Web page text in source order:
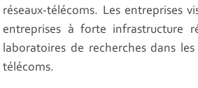
réseaux-télécoms. Les entreprises
entreprises à forte infrastructure
laboratoires de recherches dans
télécoms.